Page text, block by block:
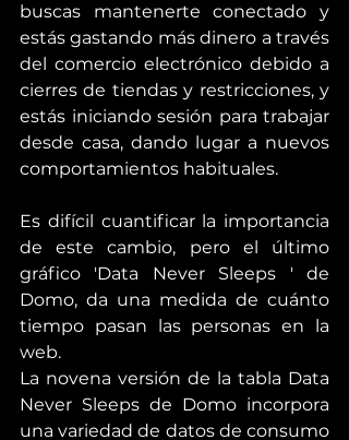
buscas mantenerte conectado y
estás gastando más dinero a través
del comercio electrónico debido a
cierres de tiendas y restricciones, y
estás iniciando sesión para trabajar
desde casa, dando lugar a nuevos
comportamientos habituales.
Es difícil cuantificar la importancia
de este cambio, pero el último
Domo, da una medida de cuánto
tiempo pasan las personas en la
web.
La novena versión de la tabla Data
Never Sleeps de Domo incorpora
una variedad de datos de consumo